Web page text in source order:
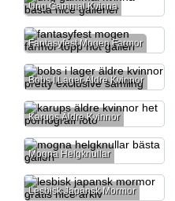
Ung Gammal Kvinna
Fantasyfest Mogen Farmor
Bobs I Lager Äldre Kvinnor
Karups Äldre Kvinnor
Mogna Helgknullar
Lesbisk Japansk Mormor